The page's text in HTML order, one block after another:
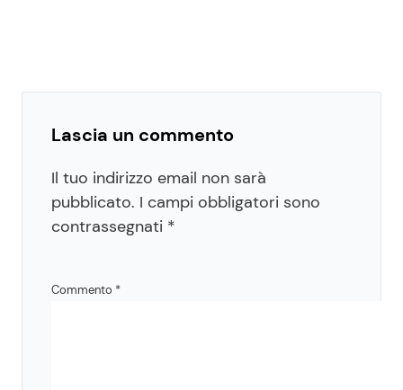
Lascia un commento
Il tuo indirizzo email non sarà
pubblicato. I campi obbligatori sono
contrassegnati *
Commento *